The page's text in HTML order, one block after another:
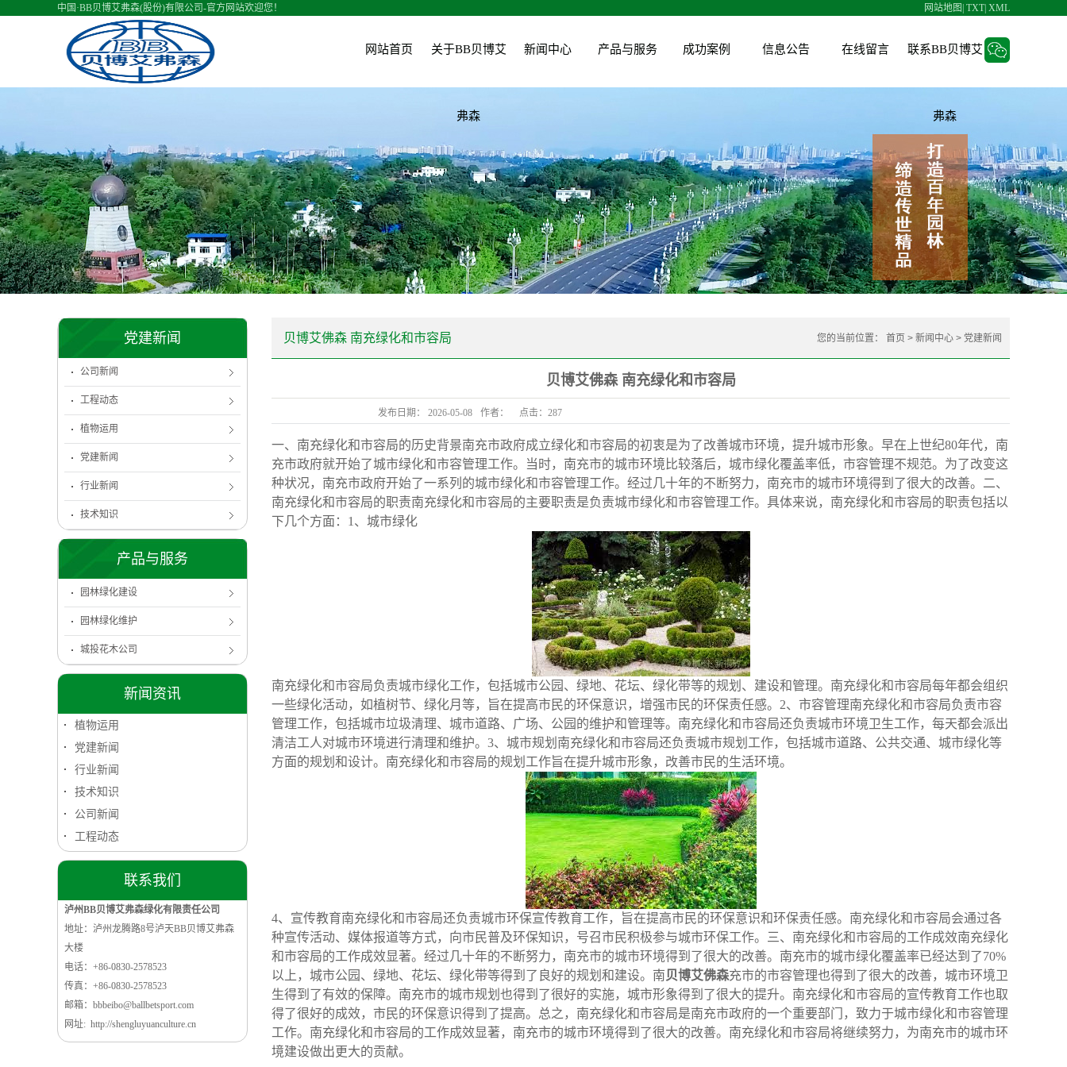
中国·BB贝博艾弗森(股份)有限公司-官方网站欢迎您！ 网站地图 TXT XML
网站首页 关于BB贝博艾
弗森
组织架构
资质荣誉
营业执照
领导关怀
新闻中心
植物运用
党建新闻
行业新闻
技术知识
产品与服务
城投花木公司
成功案例 信息公告
V6项目管理系统
在线留言 联系BB贝博艾
弗森
党建新闻
公司新闻
工程动态
植物运用
党建新闻
行业新闻
技术知识
产品与服务
园林绿化建设
园林绿化维护
城投花木公司
新闻资讯
植物运用
党建新闻
行业新闻
技术知识
公司新闻
工程动态
联系我们
泸州BB贝博艾弗森绿化有限责任公司
地址：泸州龙腾路8号泸天BB贝博艾弗森
大楼
电话：+86-0830-2578523
传真：+86-0830-2578523
邮箱：bbbeibo@ballbetsport.com
网址: http://shengluyuanculture.cn
贝博艾佛森 南充绿化和市容局 您的当前位置： 首页 > 新闻中心 > 党建新闻
贝博艾佛森 南充绿化和市容局
发布日期： 2026-05-08 作者： 点击： 287
一、南充绿化和市容局的历史背景南充市政府成立绿化和市容局的初衷是为了改善城市环境，提升城市形象。早在上世纪80年代，南
充市政府就开始了城市绿化和市容管理工作。当时，南充市的城市环境比较落后，城市绿化覆盖率低，市容管理不规范。为了改变这
种状况，南充市政府开始了一系列的城市绿化和市容管理工作。经过几十年的不断努力，南充市的城市环境得到了很大的改善。二、
南充绿化和市容局的职责南充绿化和市容局的主要职责是负责城市绿化和市容管理工作。具体来说，南充绿化和市容局的职责包括以
下几个方面：1、城市绿化
南充绿化和市容局负责城市绿化工作，包括城市公园、绿地、花坛、绿化带等的规划、建设和管理。南充绿化和市容局每年都会组织
一些绿化活动，如植树节、绿化月等，旨在提高市民的环保意识，增强市民的环保责任感。2、市容管理南充绿化和市容局负责市容
管理工作，包括城市垃圾清理、城市道路、广场、公园的维护和管理等。南充绿化和市容局还负责城市环境卫生工作，每天都会派出
清洁工人对城市环境进行清理和维护。3、城市规划南充绿化和市容局还负责城市规划工作，包括城市道路、公共交通、城市绿化等
方面的规划和设计。南充绿化和市容局的规划工作旨在提升城市形象，改善市民的生活环境。
4、宣传教育南充绿化和市容局还负责城市环保宣传教育工作，旨在提高市民的环保意识和环保责任感。南充绿化和市容局会通过各
种宣传活动、媒体报道等方式，向市民普及环保知识，号召市民积极参与城市环保工作。三、南充绿化和市容局的工作成效南充绿化
和市容局的工作成效显著。经过几十年的不断努力，南充市的城市环境得到了很大的改善。南充市的城市绿化覆盖率已经达到了70%
以上，城市公园、绿地、花坛、绿化带等得到了良好的规划和建设。南贝博艾佛森充市的市容管理也得到了很大的改善，城市环境卫
生得到了有效的保障。南充市的城市规划也得到了很好的实施，城市形象得到了很大的提升。南充绿化和市容局的宣传教育工作也取
得了很好的成效，市民的环保意识得到了提高。总之，南充绿化和市容局是南充市政府的一个重要部门，致力于城市绿化和市容管理
工作。南充绿化和市容局的工作成效显著，南充市的城市环境得到了很大的改善。南充绿化和市容局将继续努力，为南充市的城市环
境建设做出更大的贡献。